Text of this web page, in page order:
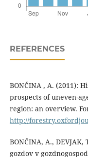
REFERENCES
BONČINA , A. (2011):
prospects of uneven-
region: an overview.
http://
BONČINA, A.,
gozdov v